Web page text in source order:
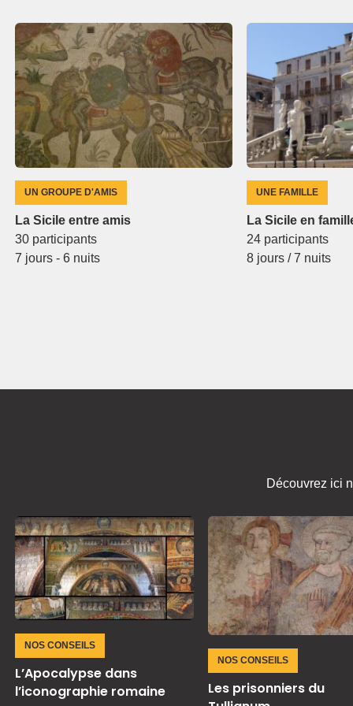
UN GROUPE D'AMIS
La Sicile entre amis
30 participants
7 jours - 6 nuits
UNE FAMILLE
La Sicile en
24 participants
8 jours / 7 nuits
Découvrez ici
NOS CONSEILS
L’Apocalypse dans
l’iconographie romaine
NOS CONSEILS
Les prisonniers du